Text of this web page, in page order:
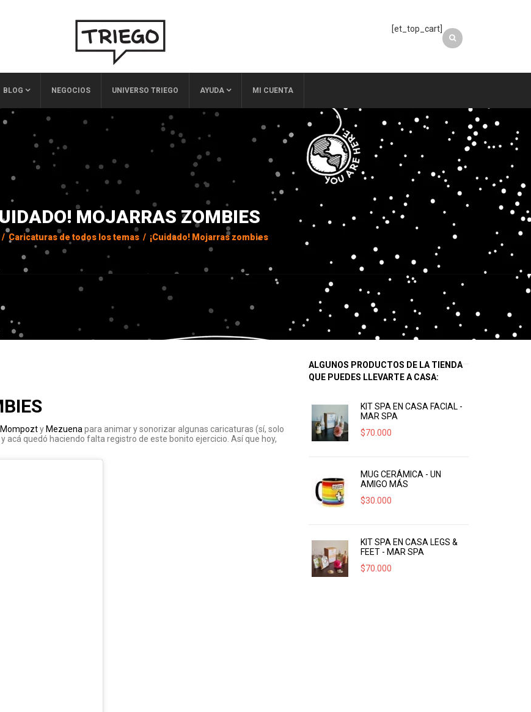
[et_top_cart]
BLOG NEGOCIOS UNIVERSO TRIEGO AYUDA MI CUENTA
MOJARRAS ZOMBIES
/ Caricaturas de todos los temas / ¡Cuidado! Mojarras zombies
Mompozty Mezuena para animar y sonorizar algunas caricaturas (sí, solo
y acá quedó haciendo falta registro de este bonito ejercicio. Así que hoy,
ALGUNOS PRODUCTOS DE LA TIENDA
QUE PUEDES LLEVARTE A CASA:
KIT SPA EN CASA FACIAL -
MAR SPA
$70.000
MUG CERÁMICA - UN
AMIGO MÁS
$30.000
KIT SPA EN CASA LEGS &
FEET - MAR SPA
$70.000